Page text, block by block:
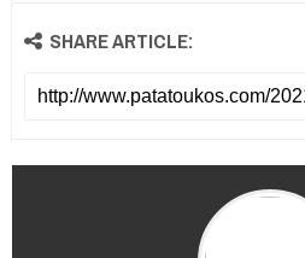
SHARE ARTICLE: